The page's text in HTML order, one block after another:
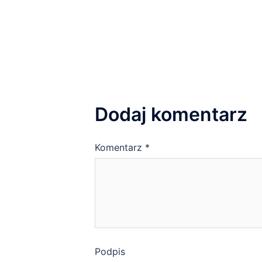
Dodaj komentarz
Komentarz *
Podpis